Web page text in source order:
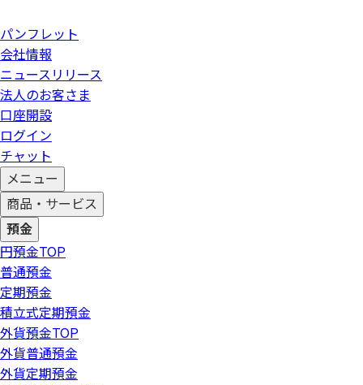
パンフレット
会社情報
ニュースリリース
法人のお客さま
口座開設
ログイン
チャット
メニュー
商品・サービス
預金
円預金TOP
普通預金
定期預金
積立式定期預金
外貨預金TOP
外貨普通預金
外貨定期預金